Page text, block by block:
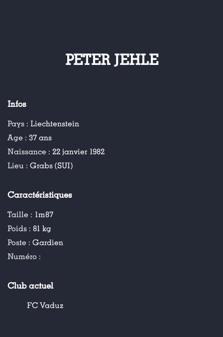
PETER JEHLE
Infos
Pays : Liechtenstein
Age : 37 ans
Naissance : 22 janvier 1982
Lieu : Grabs (SUI)
Caractéristiques
Taille : 1m87
Poids : 81 kg
Poste : Gardien
Numéro :
Club actuel
FC Vaduz